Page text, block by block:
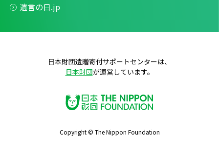
遺言の日.jp
日本財団遺贈寄付サポートセンターは、
日本財団が運営しています。
Copyright © The Nippon Foundation